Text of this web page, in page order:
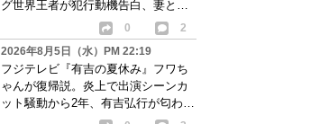
グ世界王者が犯行動機告白、妻と離
0
2
2026年8月5日（水）PM 22:19
フジテレビ『有吉の夏休み』フワち
ゃんが復帰説。炎上で出演シーンカ
ット騒動から2年、有吉弘行が匂わせ